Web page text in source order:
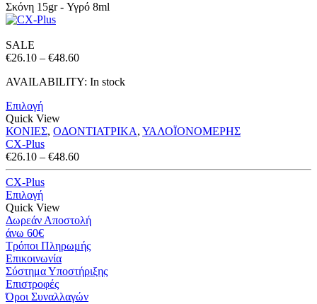
Σκόνη 15gr - Υγρό 8ml
SALE
€26.10 – €48.60Price
€26.10
AVAILABILITY: In stock
Επιλογή
Quick View
ΚΟΝΙΕΣ, ΟΔΟΝΤΙΑΤΡΙΚΑ, ΥΑΛΟΪΟΝΟΜΕΡΗΣ
CX-Plus
€26.10 – €48.60Price
range:
CX-Plus
Επιλογή
Quick View
Δωρεάν Αποστολή
άνω 60€
Τρόποι Πληρωμής
Eπικοινωνία
Σύστημα Υποστήριξης
Επιστροφές
Όροι Συναλλαγών